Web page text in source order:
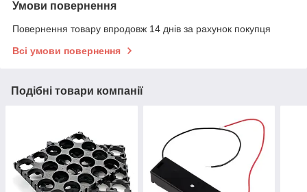
Умови повернення
Повернення товару впродовж 14 днів за рахунок покупця
Всі умови повернення
Подібні товари компанії